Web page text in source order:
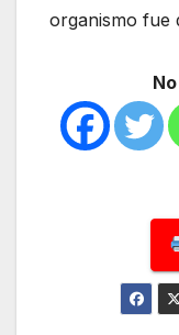
organismo fue